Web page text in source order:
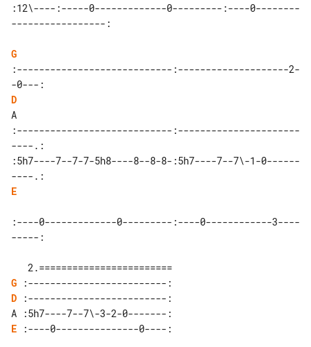
:12\----:-----0-------------0---------:----0--------
-----------------:
G
:----------------------------:--------------------2-
D
A
:----------------------------:----------------------
----.:
:5h7----7--7-7-5h8----8--8-8-:5h7----7--7\-1-0------
E
:----0-------------0---------:----0------------3----
-----:
G
D :-------------------------:
E